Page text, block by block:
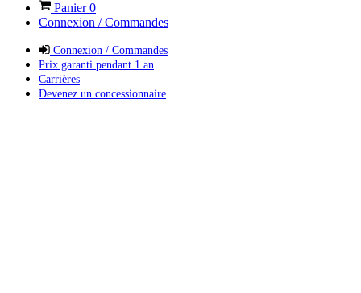
Panier0
Connexion / Commandes
Connexion / Commandes
Prix garanti pendant 1 an
Carrières
Devenez un concessionnaire